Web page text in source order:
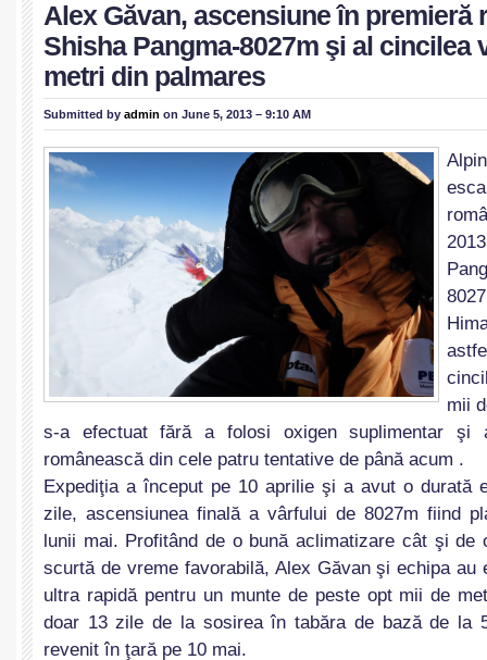
Alex Găvan, ascensiune în premieră
Shisha Pangma-8027m şi al cincilea
metri din palmares
Submitted by admin on June 5, 2013 – 9:10 AM
mii
s-a efectuat fără a folosi oxigen suplimentar şi
românească din cele patru tentative de până acum .
Expediţia a început pe 10 aprilie şi a avut o durată
zile, ascensiunea finală a vârfului de 8027m fiind
lunii mai. Profitând de o bună aclimatizare cât şi de
scurtă de vreme favorabilă, Alex Găvan şi echipa au
ultra rapidă pentru un munte de peste opt mii de
doar 13 zile de la sosirea în tabăra de bază de la
revenit în ţară pe 10 mai.